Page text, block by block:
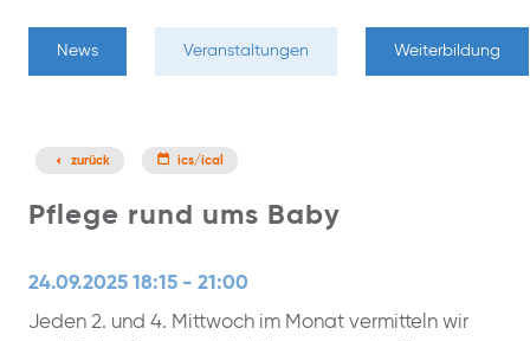
News Veranstaltungen Weiterbildung
Pflege rund ums Baby
24.09.2025 18:15 - 21:00
Jeden 2. und 4. Mittwoch im Monat vermitteln wir
zurück ics/ical